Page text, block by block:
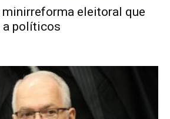
minirreforma eleitoral que
a políticos